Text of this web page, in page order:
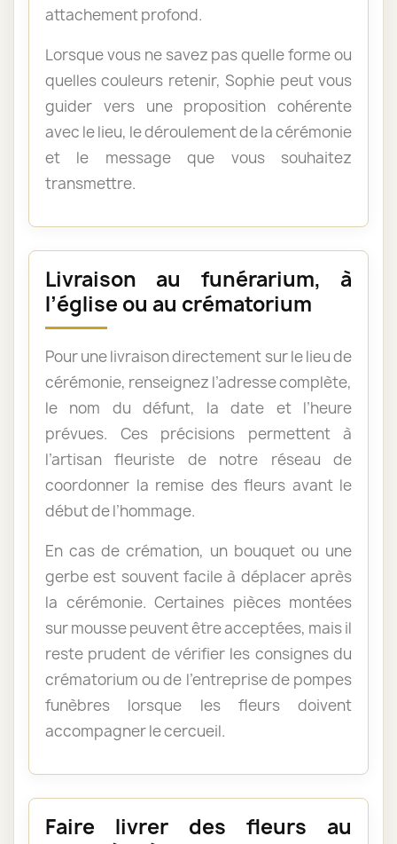
attachement profond.
Lorsque vous ne savez pas quelle forme ou
quelles couleurs retenir, Sophie peut vous
guider vers une proposition cohérente
avec le lieu, le déroulement de la cérémonie
et le message que vous souhaitez
transmettre.
Livraison au funérarium, à
l’église ou au crématorium
Pour une livraison directement sur le lieu de
cérémonie, renseignez l’adresse complète,
le nom du défunt, la date et l’heure
prévues. Ces précisions permettent à
l’artisan fleuriste de notre réseau de
coordonner la remise des fleurs avant le
début de l’hommage.
En cas de crémation, un bouquet ou une
gerbe est souvent facile à déplacer après
la cérémonie. Certaines pièces montées
sur mousse peuvent être acceptées, mais il
reste prudent de vérifier les consignes du
crématorium ou de l’entreprise de pompes
funèbres lorsque les fleurs doivent
accompagner le cercueil.
Faire livrer des fleurs au